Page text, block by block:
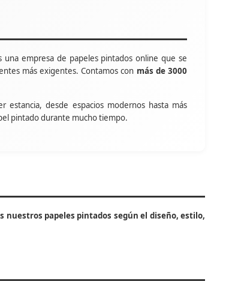
una empresa de papeles pintados online que se
más exigentes. Contamos con más de 3000
desde espacios modernos hasta más
pintado durante mucho tiempo.
nuestros papeles pintados según el diseño, estilo,